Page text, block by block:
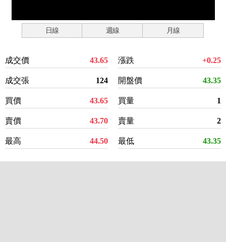
日線 週線 月線
成交價 43.65
成交張 124
買價 43.65
賣價 43.70
最高 44.50
漲跌 +0.25
開盤價 43.35
買量 1
賣量 2
最低 43.35